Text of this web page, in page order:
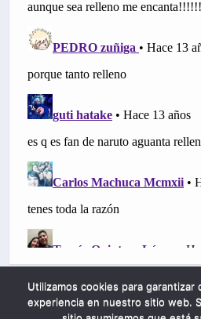
Utilizamos cookies para garantizar
experiencia en nuestro sitio web.